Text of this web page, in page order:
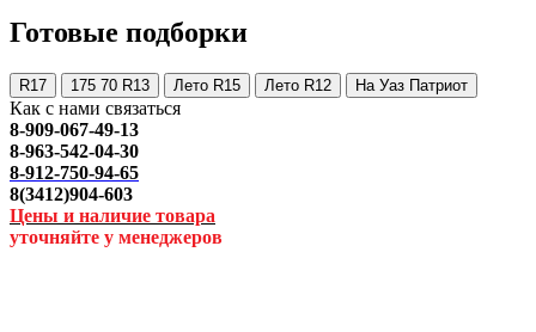
Готовые подборки
R17 175 70 R13 Лето R15 Лето R12 На Уаз Патриот
Как с нами связаться
8-909-067-49-13
8-963-542-04-30
8-912-750-94-65
8(3412)904-603
Цены и наличие товара
уточняйте у менеджеров